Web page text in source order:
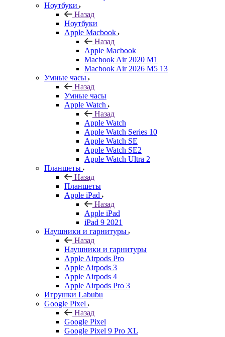
Ноутбуки
Назад
Ноутбуки
Apple Macbook
Назад
Apple Macbook
Macbook Air 2020 M1
Macbook Air 2026 M5 13
Умные часы
Назад
Умные часы
Apple Watch
Назад
Apple Watch
Apple Watch Series 10
Apple Watch SE
Apple Watch SE2
Apple Watch Ultra 2
Планшеты
Назад
Планшеты
Apple iPad
Назад
Apple iPad
iPad 9 2021
Наушники и гарнитуры
Назад
Наушники и гарнитуры
Apple Airpods Pro
Apple Airpods 3
Apple Airpods 4
Apple Airpods Pro 3
Игрушки Labubu
Google Pixel
Назад
Google Pixel
Google Pixel 9 Pro XL